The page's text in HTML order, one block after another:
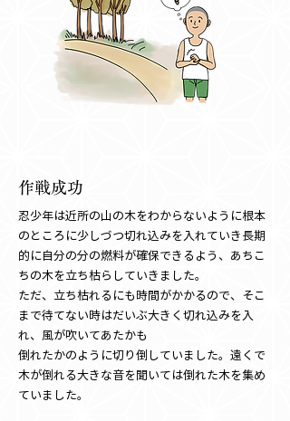
作戦成功
忍少年は近所の山の木をわからないように根本
のところに少しづつ切れ込みを入れていき長期
的に自分の分の燃料が確保できるよう、あちこ
ちの木を立ち枯らしていきました。
ただ、立ち枯れるにも時間がかかるので、そこ
まで待てない時はだいぶ大きく切れ込みを入
れ、風が吹いてあたかも
倒れたかのように切り倒していました。遠くで
木が倒れる大きな音を聞いては倒れた木を集め
ていました。